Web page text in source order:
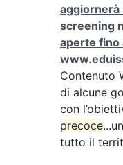
screening
aperte fino
Contenuto
di alcune
con
precoce
tutto il